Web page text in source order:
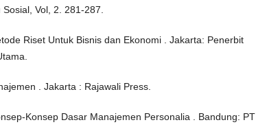
Vol, 2. 281-287.
Riset Untuk Bisnis dan Ekonomi . Jakarta: Penerbit
. Jakarta : Rajawali Press.
Konsep Dasar Manajemen Personalia . Bandung: PT